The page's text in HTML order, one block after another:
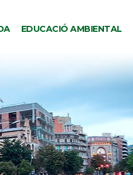
EDUCACIÓ AMBIENTAL